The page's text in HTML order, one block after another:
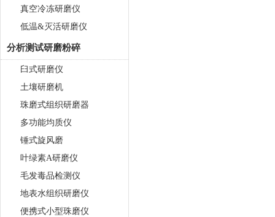
真空冷冻研磨仪
低温&灭活研磨仪
分析测试研磨粉碎
臼式研磨仪
土壤研磨机
珠磨式组织研磨器
多功能均质仪
锤式旋风磨
叶绿素A研磨仪
毛发毒品检测仪
地表水组织研磨仪
便携式小型珠磨仪